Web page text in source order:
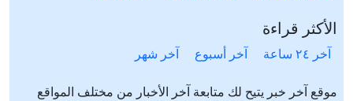
الأكثر قراءة
آخر ٢٤ ساعة آخر أسبوع آخر شهر
موقع آخر خبر يتيح لك متابعة آخر الأخبار من مختلف المواقع